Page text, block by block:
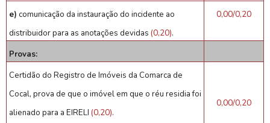
e) comunicação da instauração do incidente ao
distribuidor para as anotações devidas(0,20).
0,00/0,20
Provas:
Certidão do Registro de Imóveis da Comarca de
Cocal, prova de que o imóvel em que o réu residia foi
alienado para a EIRELI(0,20).
0,00/0,20